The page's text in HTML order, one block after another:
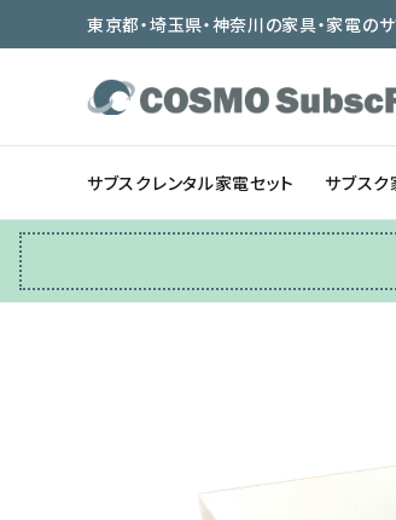
東京都・埼玉県・神奈川の家具・家電
サブスクレンタル家電セット サブス
冷蔵庫
テーブル/デスク